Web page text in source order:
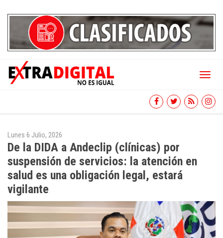
Toggle
Lunes 6 Julio, 2026
De la DIDA a Andeclip (clínicas) por
suspensión de servicios: la atención en
salud es una obligación legal, estará
vigilante